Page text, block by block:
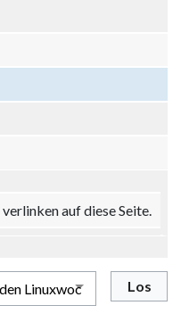
auf diese Seite.